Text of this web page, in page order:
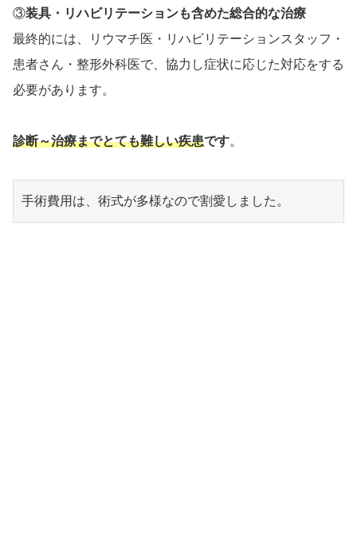
③装具・リハビリテーションも含めた総合的な治療
最終的には、リウマチ医・リハビリテーションスタッフ・
患者さん・整形外科医で、協力し症状に応じた対応をする
必要があります。
診断～治療までとても難しい疾患です。
手術費用は、術式が多様なので割愛しました。